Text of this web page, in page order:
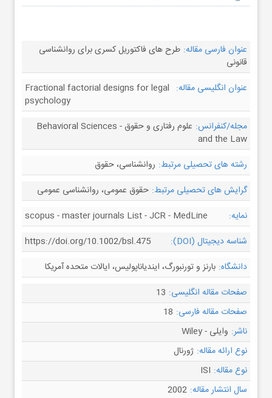
عنوان فارسی مقاله: طرح های فاکتوریل کسری برای روانشناسی
قانونی
عنوان انگلیسی مقاله: Fractional factorial designs for legal
psychology
مجله/کنفرانس:
علوم رفتاری و حقوق - Behavioral Sciences
and the Law
رشته های تحصیلی مرتبط: روانشناسی، حقوق
گرایش های تحصیلی مرتبط: حقوق عمومی، روانشناسی عمومی
نمایه:
scopus - master journals List - JCR - MedLine
شناسه دیجیتال (DOI):
https://doi.org/10.1002/bsl.475
دانشگاه: بارنز و تورنبورگ، ایندیاناپولیس، ایالات متحده آمریکا
صفحات مقاله انگلیسی: 13
صفحات مقاله فارسی: 18
ناشر: وایلی - Wiley
نوع ارائه مقاله: ژورنال
نوع مقاله: ISI
سال انتشار مقاله: 2002